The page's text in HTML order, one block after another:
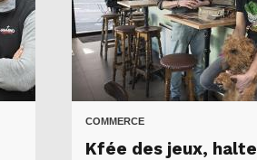
COMMERCE
Kfée des jeux, halte